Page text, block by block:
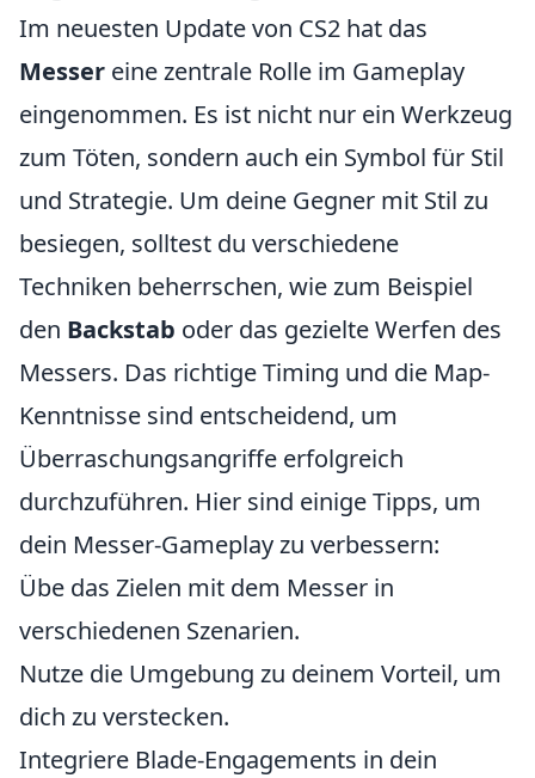
Im neuesten Update von CS2 hat das
Messer eine zentrale Rolle im Gameplay
eingenommen. Es ist nicht nur ein Werkzeug
zum Töten, sondern auch ein Symbol für Stil
und Strategie. Um deine Gegner mit Stil zu
besiegen, solltest du verschiedene
Techniken beherrschen, wie zum Beispiel
den Backstab oder das gezielte Werfen des
Messers. Das richtige Timing und die Map-
Kenntnisse sind entscheidend, um
Überraschungsangriffe erfolgreich
durchzuführen. Hier sind einige Tipps, um
dein Messer-Gameplay zu verbessern:
Übe das Zielen mit dem Messer in
verschiedenen Szenarien.
Nutze die Umgebung zu deinem Vorteil, um
dich zu verstecken.
Integriere Blade-Engagements in dein